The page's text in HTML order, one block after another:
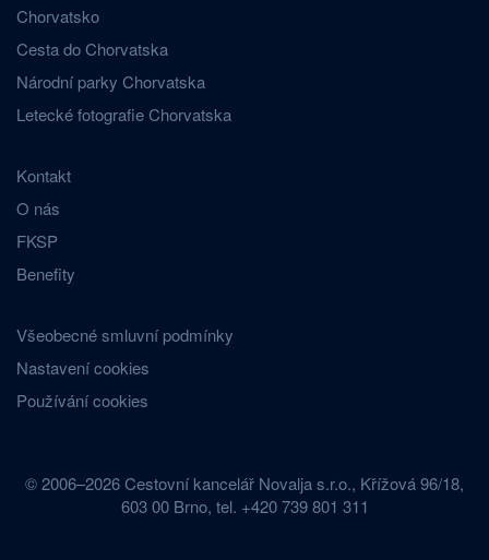
Chorvatsko
Cesta do Chorvatska
Národní parky Chorvatska
Letecké fotografie Chorvatska
Kontakt
O nás
FKSP
Benefity
Všeobecné smluvní podmínky
Nastavení cookies
Používání cookies
© 2006–2026 Cestovní kancelář Novalja s.r.o., Křížová 96/18,
603 00 Brno, tel. +420 739 801 311